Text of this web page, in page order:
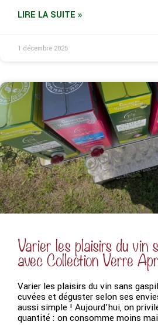
LIRE LA SUITE »
1 décembre 2025
Varier les plaisirs du vin
avec Collection Verre
Varier les plaisirs du vin sans
cuvées et déguster selon ses
aussi simple ! Aujourd’hui, on
quantité : on consomme moins